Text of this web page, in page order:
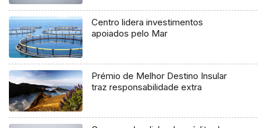
Centro lidera investimentos
apoiados pelo Mar
Prémio de Melhor Destino Insular
traz responsabilidade extra